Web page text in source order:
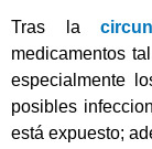
Tras la
medicamentos
especialmente
posibles
está expuesto;